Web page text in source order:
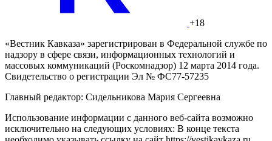
+18
«Вестник Кавказа» зарегистрирован в Федеральной службе по
надзору в сфере связи, информационных технологий и
массовых коммуникаций (Роскомнадзор) 12 марта 2014 года.
Свидетельство о регистрации Эл № ФС77-57235
Главный редактор: Сидельникова Мария Сергеевна
Использование информации с данного веб-сайта возможно
исключительно на следующих условиях: В конце текста